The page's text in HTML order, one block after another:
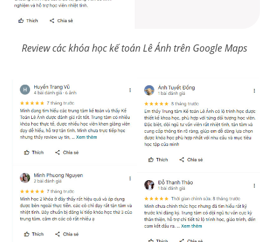
Review các khóa học kế toán Lê Ánh trên Google Maps